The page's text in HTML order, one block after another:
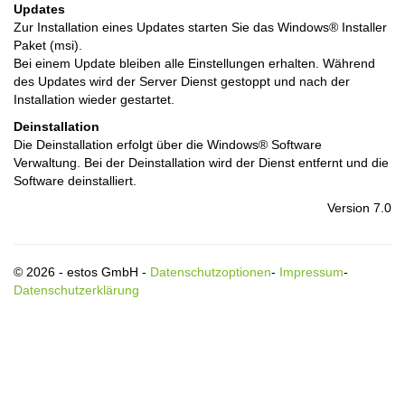
Updates
Zur Installation eines Updates starten Sie das Windows® Installer
Paket (msi).
Bei einem Update bleiben alle Einstellungen erhalten. Während
des Updates wird der Server Dienst gestoppt und nach der
Installation wieder gestartet.
Deinstallation
Die Deinstallation erfolgt über die Windows® Software
Verwaltung. Bei der Deinstallation wird der Dienst entfernt und die
Software deinstalliert.
Version 7.0
© 2026 - estos GmbH - Datenschutzoptionen- Impressum-
Datenschutzerklärung